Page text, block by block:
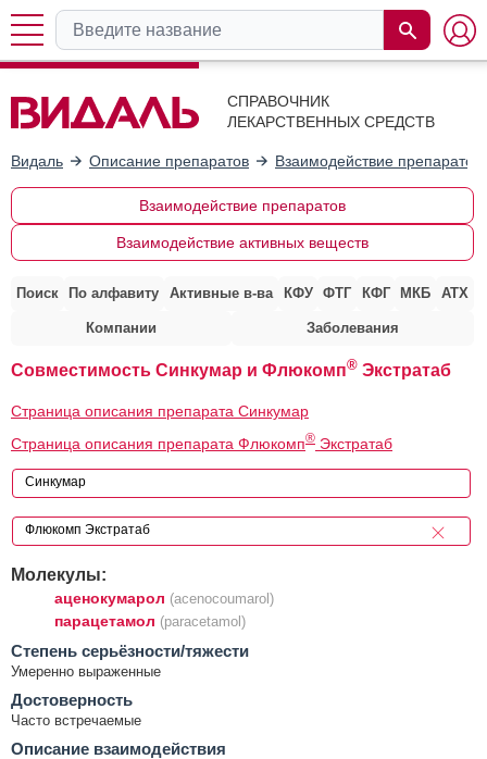
СПРАВОЧНИК
ЛЕКАРСТВЕННЫХ СРЕДСТВ
Видаль Описание препаратов Взаимодействие препаратов
Взаимодействие препаратов
Взаимодействие активных веществ
Поиск По алфавиту Активные в-ва КФУ ФТГ КФГ МКБ АТХ
Компании Заболевания
Совместимость Синкумар и Флюкомп® Экстратаб
Страница описания препарата Синкумар
Страница описания препарата Флюкомп® Экстратаб
Молекулы:
аценокумарол (acenocoumarol)
парацетамол (paracetamol)
Cтепень серьёзности/тяжести
Умеренно выраженные
Достоверность
Часто встречаемые
Описание взаимодействия